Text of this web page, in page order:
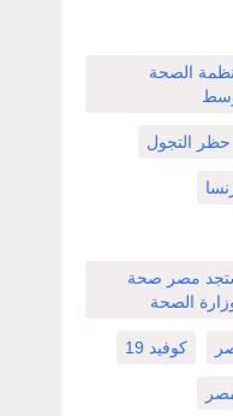
الصحة
حظر التجول
مصر صحة
الصحة
كوفيد 19